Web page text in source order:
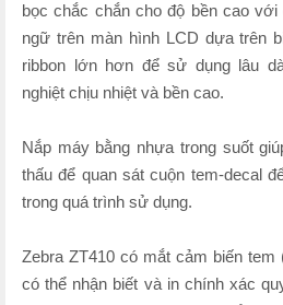
bọc chắc chắn cho độ bền cao với
ngữ trên màn hình LCD dựa trên
ribbon lớn hơn để sử dụng lâu
nghiệt chịu nhiệt và bền cao.
Nắp máy bằng nhựa trong suốt
thấu để quan sát cuộn tem-decal
trong quá trình sử dụng.
Zebra ZT410 có mắt cảm biến
có thể nhận biết và in chính xác